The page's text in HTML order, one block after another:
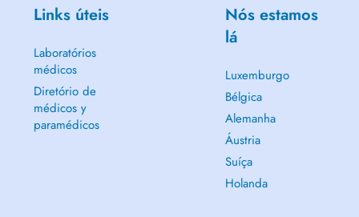
Links úteis
Laboratórios
médicos
Diretório de
médicos y
paramédicos
Nós estamos
lá
Luxemburgo
Bélgica
Alemanha
Áustria
Suíça
Holanda